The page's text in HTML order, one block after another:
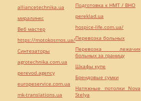
alliancetechnika.ua
миралинкс
Веб мастер
https://motokosmos.ua/
Синтезаторы
agrotechnika.com.ua
perevod.agency
europeservice.com.ua
mk-translations.ua
Подготовка к НМТ / ВНО
pereklad.ua
hospice-life.com.ua/
Перевозка больных
Перевозка лежачих
больных за границу
Шкафы купе
Брендовые сумки
Натяжные потолки Nova
Stelya